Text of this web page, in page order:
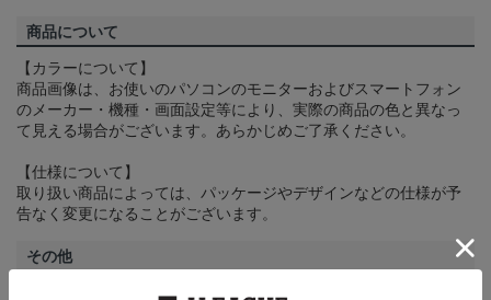
商品について
【カラーについて】
商品画像は、お使いのパソコンのモニターおよびスマートフォン
のメーカー・機種・画面設定等により、実際の商品の色と異なっ
て見える場合がございます。あらかじめご了承ください。
【仕様について】
取り扱い商品によっては、パッケージやデザインなどの仕様が予
告なく変更になることがございます。
その他